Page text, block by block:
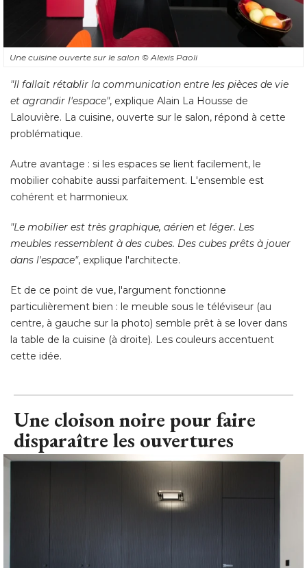
Une cuisine ouverte sur le salon © Alexis Paoli
"Il fallait rétablir la communication entre les pièces de vie
et agrandir l'espace", explique Alain La Housse de
Lalouvière. La cuisine, ouverte sur le salon, répond à cette
problématique.
Autre avantage : si les espaces se lient facilement, le
mobilier cohabite aussi parfaitement. L'ensemble est
cohérent et harmonieux.
"Le mobilier est très graphique, aérien et léger. Les
meubles ressemblent à des cubes. Des cubes prêts à jouer
dans l'espace", explique l'architecte.
Et de ce point de vue, l'argument fonctionne
particulièrement bien : le meuble sous le téléviseur (au
centre, à gauche sur la photo) semble prêt à se lover dans
la table de la cuisine (à droite). Les couleurs accentuent
cette idée.
Une cloison noire pour faire
disparaître les ouvertures